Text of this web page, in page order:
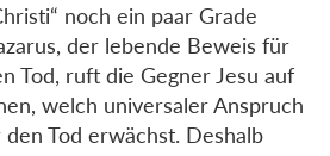
noch ein paar Grade
der lebende Beweis für
Tod, ruft die Gegner Jesu auf
welch universaler Anspruch
Tod erwächst. Deshalb